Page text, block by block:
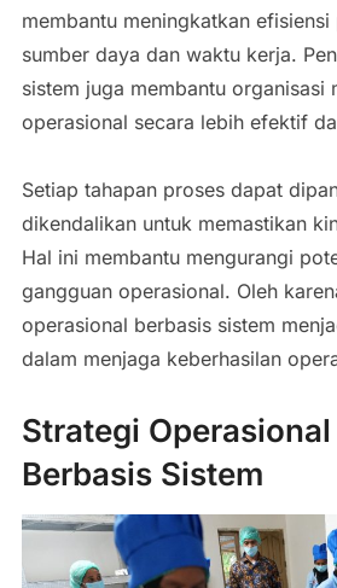
membantu meningkatkan efisiensi
sumber daya dan waktu kerja.
sistem juga membantu organisasi
operasional secara lebih efektif
Setiap tahapan proses dapat
dikendalikan untuk memastikan
Hal ini membantu mengurangi
gangguan operasional. Oleh
operasional berbasis sistem
dalam menjaga keberhasilan
Strategi Operasional
Berbasis Sistem